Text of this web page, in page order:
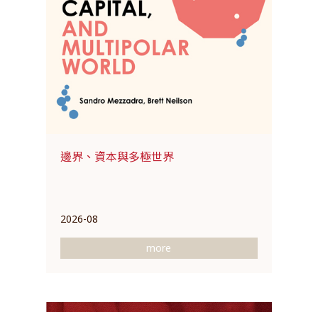
邊界、資本與多極世界
2026-08
more